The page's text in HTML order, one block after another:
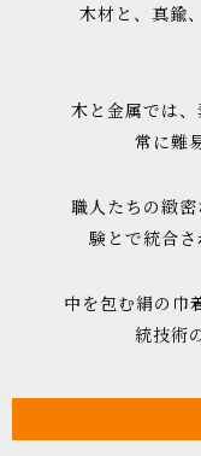
木材と、真鍮
木と金属では
常に難
職人たちの緻
験とで統合さ
中を包む絹の巾
統技術